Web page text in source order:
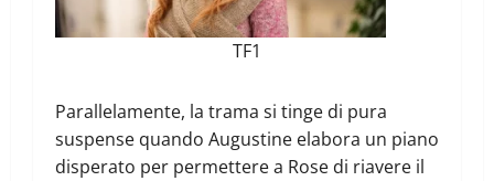
TF1
Parallelamente, la trama si tinge di pura
suspense quando Augustine elabora un piano
disperato per permettere a Rose di riavere il